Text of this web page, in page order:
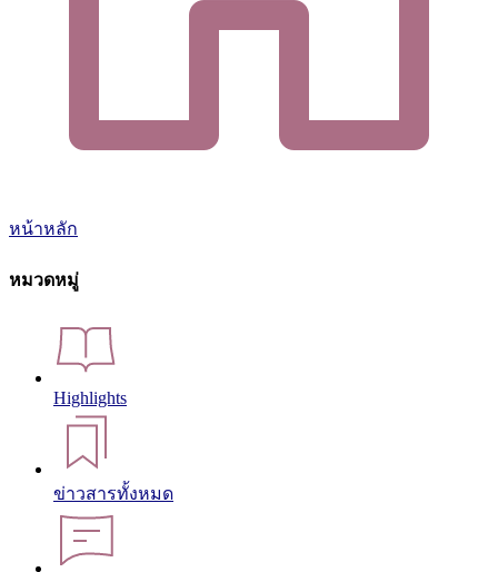
หน้าหลัก
หมวดหมู่
Highlights
ข่าวสารทั้งหมด